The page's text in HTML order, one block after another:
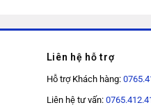
Liên hệ hỗ trợ
Hỗ trợ Khách hàng:
Liên hệ tư vấn: